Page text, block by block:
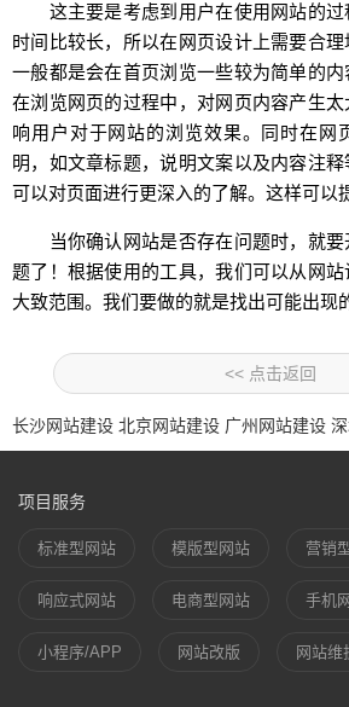
这主要是考虑到用户在使用网站的过
时间比较长，所以在网页设计上需要合
一般都是会在首页浏览一些较为简单的
在浏览网页的过程中，对网页内容产生
响用户对于网站的浏览效果。同时在网
明，如文章标题，说明文案以及内容注
可以对页面进行更深入的了解。这样可以
当你确认网站是否存在问题时，就要
题了！根据使用的工具，我们可以从网
大致范围。我们要做的就是找出可能出现
<< 点击返回
长沙网站建设 北京网站建设 广州网站建设
项目服务
标准型网站 模版型网站 营销
响应式网站 电商型网站 手机
小程序/APP 网站改版 网站维